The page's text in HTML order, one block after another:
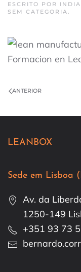
ESCRITO POR
SEM CATEGORIA.
Formacion en
ANTERIOR
LEANBOX
Sede em Lisboa
Av. da
1250-149
+351 93 73